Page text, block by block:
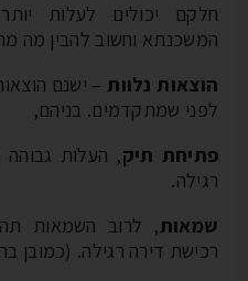
יכולים לעלות יותר
וחשוב להבין מה מתאים
נלוות –ישנם הוצאות
שמתקדמים. בניהם,
תיק, העלות גבוהה
, לרוב השמאות תהיה
דירה רגילה. (כמובן בהתאם